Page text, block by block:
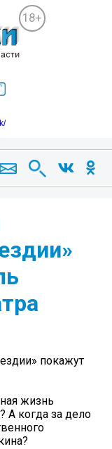
18+
покажут
жизнь
А когда за дело